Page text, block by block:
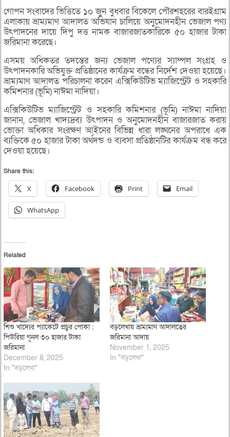
গোপন সংবাদের ভিত্তিতে ১০ জুন বুধবার বিকেলে পৌরশহরের বারইগ্রাম
এলাকায় ভ্রাম্যমাণ আদালত অভিযান চালিয়ে অনুমোদনহীন ভেজাল পণ্য
উৎপাদনের দায়ে দিপু দত্ত নামক বাজারজাতকারিকে ৫০ হাজার টাকা
জরিমানা করেছে।
এসময় অধিকতর তদন্তের জন্য ভেজাল পণ্যের স্যাম্পল সংগ্রহ ও
উৎপাদনকারি অভিযুক্ত প্রতিষ্ঠানের কার্যক্রম বন্ধের নির্দেশ দেওয়া হয়েছে।
ভ্রাম্যমাণ আদালত পরিচালনা করেন এক্সিকিউটিভ ম্যাজিস্ট্রেট ও সহকারি
কমিশনার (ভূমি) নাঈমা নাদিয়া।
এক্সিকিউটিভ ম্যাজিস্ট্রেট ও সহকারি কমিশনার (ভূমি) নাঈমা নাদিয়া
জানান, ভেজাল খাদ্যদ্রব্য উৎপাদন ও অনুমোদনহীন বাজারজাত করায়
ভোক্তা অধিকার সংরক্ষণ আইনের বিভিন্ন ধারা লঙ্ঘনের অপরাধে এক
ব্যক্তিকে ৫০ হাজার টাকা অর্থদন্ড ও ব্যবসা প্রতিষ্ঠানটির কার্যক্রম বন্ধ করে
দেওয়া হয়েছে।
Share this:
X Facebook Print Email
WhatsApp
Related
শিশু খাদ্যের প্যাকেটে প্রচুর পোকা :
পিউরিয়া গূনল ৩০ হাজার টাকা
জরিমানা
December 8, 2025
In "বড়লেখা"
বড়লেখায় ভ্রাম্যমাণ আদালতের
জরিমানা আদায়
November 1, 2025
In "বড়লেখা"